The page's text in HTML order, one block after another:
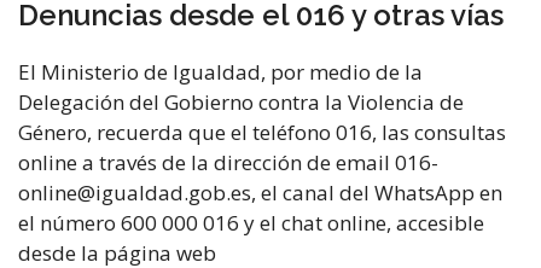
Denuncias desde el 016 y otras vías
El Ministerio de Igualdad, por medio de la
Delegación del Gobierno contra la Violencia de
Género, recuerda que el teléfono 016, las consultas
online a través de la dirección de email 016-
online@igualdad.gob.es, el canal del WhatsApp en
el número 600 000 016 y el chat online, accesible
desde la página web